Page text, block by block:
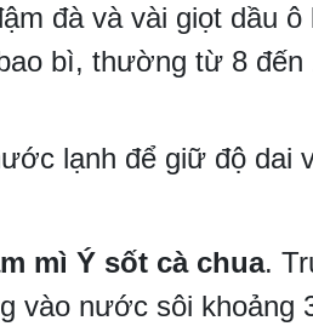
đà và vài giọt dầu
bì, thường từ 8
lạnh để giữ độ dai
mì Ý sốt cà chua.
vào nước sôi khoảng